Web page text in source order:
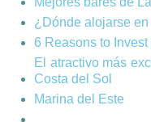
¿Dónde alojarse
6 Reasons to
El atractivo más
Costa del Sol
Marina del Este